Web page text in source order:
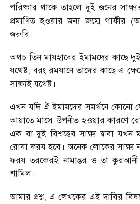
পরিষ্কার থাকে তাহলে দুই জনের
প্রমাণিত হওয়ার জন্য জম্মে গাফীর
জরুরি।
অথচ তিন মাযহাবের ইমামদের কাছে দুই
যথেষ্ট; বরং রমযানে তাদের কাছে এ
সাক্ষ্যই যথেষ্ট।
এখন যদি ঐ ইমামদের সমর্থনে কোনো
আয়াতে মাসে উপনীত হওয়ার কারণে
এক বা দুই বিশ্বস্তের সাক্ষ্য দ্বারা
রোযা ফরয হবে। অনেক লোকের সাক্ষ্য
ফরয তরকেরই নামান্তর ও তা
শামিল।
আমার প্রশ্ন, এ লেখকের এই দাবির